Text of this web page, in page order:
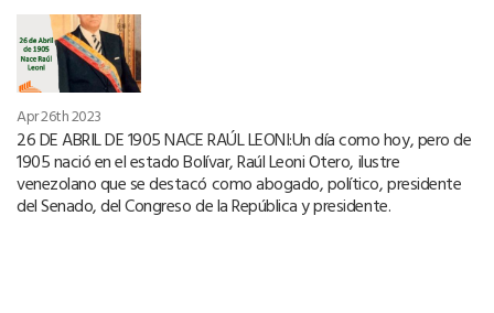
Apr 26th 2023
26 DE ABRIL DE 1905 NACE RAÚL LEONI:Un día como hoy, pero de
1905 nació en el estado Bolívar, Raúl Leoni Otero, ilustre
venezolano que se destacó como abogado, político, presidente
del Senado, del Congreso de la República y presidente.